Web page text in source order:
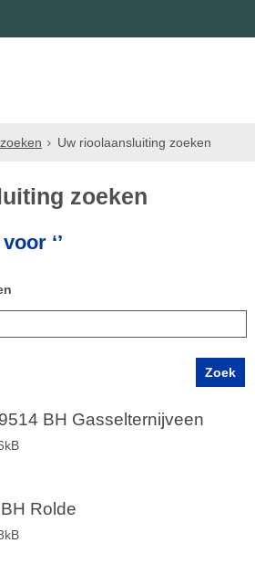
Uw rioolaansluiting zoeken
zoeken
‘’
BH Gasselternijveen
Rolde